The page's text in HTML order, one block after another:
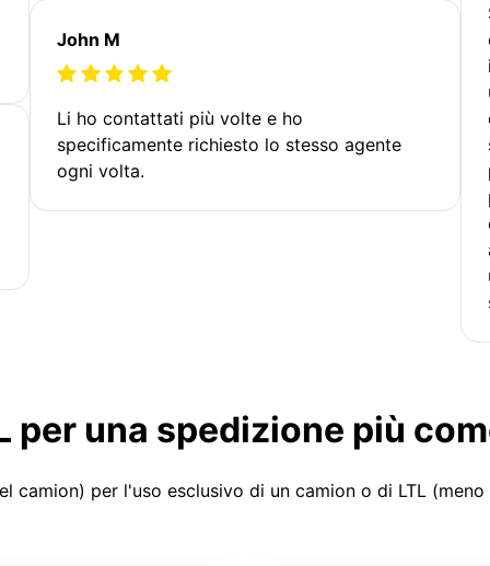
John M
Li ho contattati più volte e ho
specificamente richiesto lo stesso agente
ogni volta.
per una spedizione più
camion) per l'uso esclusivo di un camion o di LTL